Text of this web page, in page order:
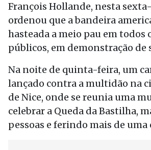
François Hollande, nesta
ordenou que a bandeira
hasteada a meio pau em todos
públicos, em demonstração de
Na noite de quinta-feira, um
lançado contra a multidão na
de Nice, onde se reunia uma
celebrar a Queda da Bastilha,
pessoas e ferindo mais de uma